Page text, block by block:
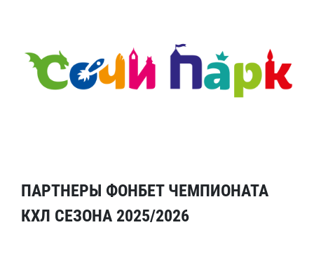
ПАРТНЕРЫ ФОНБЕТ ЧЕМПИОНАТА
КХЛ СЕЗОНА 2025/2026